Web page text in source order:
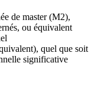
de master (M2),
ou équivalent
quel que soit
significative